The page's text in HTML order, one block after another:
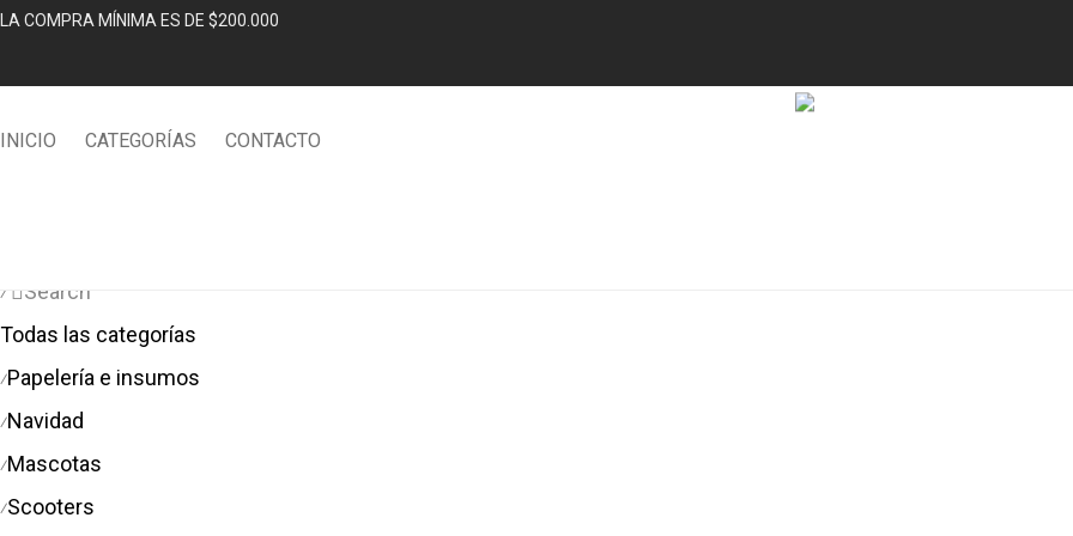
LA COMPRA MÍNIMA ES DE $200.000
INICIO CATEGORÍAS CONTACTO
⁄
Search
Todas las categorías
⁄Papelería e insumos
⁄Navidad
⁄Mascotas
⁄Scooters